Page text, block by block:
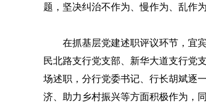
题，坚决纠治不作为、慢作为、乱作
在抓基层党建述职评议环节，宜
民北路支行党支部、新华大道支行党
场述职，分行党委书记、行长胡斌逐
济、助力乡村振兴等方面积极作为，